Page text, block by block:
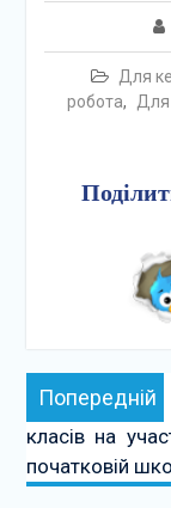
Для
робота, Для
Навігація
записів
Попередній
класів на
початковій